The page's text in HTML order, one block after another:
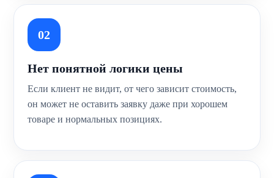
02
Нет понятной логики цены
Если клиент не видит, от чего зависит стоимость,
он может не оставить заявку даже при хорошем
товаре и нормальных позициях.